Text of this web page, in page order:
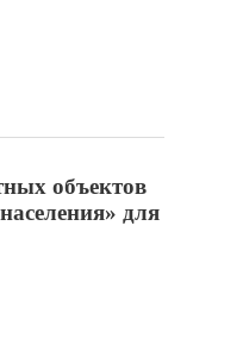
объектов
для